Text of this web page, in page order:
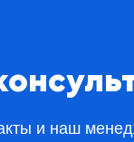
и наш